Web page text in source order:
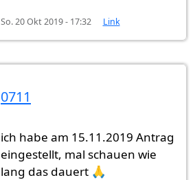
So. 20 Okt 2019 - 17:32 Link
0711
ich habe am 15.11.2019 Antrag
eingestellt, mal schauen wie
lang das dauert 🙏